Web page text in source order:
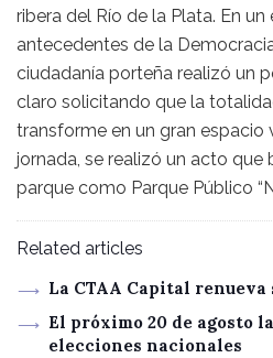
ribera del Río de la Plata. En un
antecedentes de la
ciudadanía porteña realizó un
claro solicitando que la
transforme en un gran espacio
jornada, se realizó un acto
parque como Parque Público
Related articles
La CTAA Capital renueva
El próximo 20 de agosto
elecciones nacionales